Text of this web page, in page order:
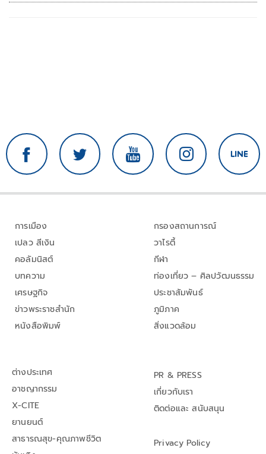
การเมือง
เปลว สีเงิน
คอลัมนิสต์
บทความ
เศรษฐกิจ
ข่าวพระราชสำนัก
หนังสือพิมพ์
กรองสถานการณ์
วาไรตี้
กีฬา
ท่องเที่ยว – ศิลปวัฒนธรรม
ประชาสัมพันธ์
ภูมิภาค
สิ่งแวดล้อม
ต่างประเทศ
อาชญากรรม
X-CITE
ยานยนต์
สาธารณสุข-คุณภาพชีวิต
PR & PRESS
เกี่ยวกับเรา
ติดต่อและ สนับสนุน
Privacy Policy